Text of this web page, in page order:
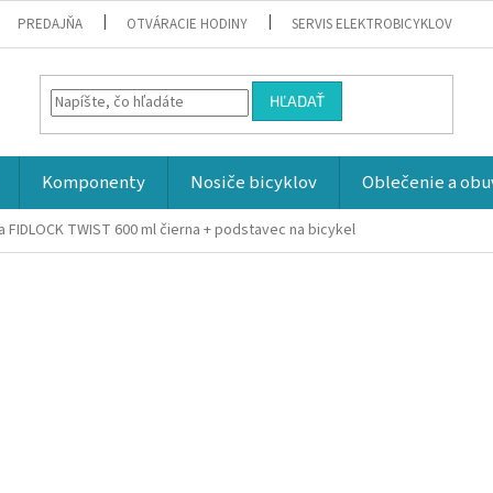
PREDAJŇA OTVÁRACIE HODINY SERVIS ELEKTROBICYKLOV
HĽADAŤ
Komponenty Nosiče bicyklov Oblečenie a
FIDLOCK TWIST 600 ml čierna + podstavec na bicykel